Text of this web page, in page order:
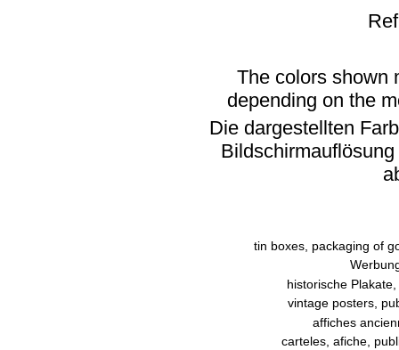
The colors shown
depending on the
Die dargestellten
tin boxes, packaging of
historische
vintage posters,
affiches
carteles, afiche,